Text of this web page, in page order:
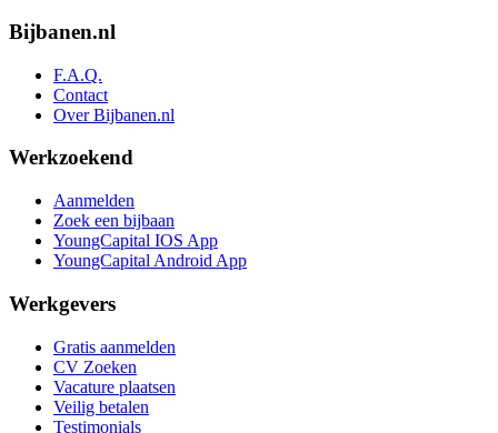
Bijbanen.nl
F.A.Q.
Contact
Over Bijbanen.nl
Werkzoekend
Aanmelden
Zoek een bijbaan
YoungCapital IOS App
YoungCapital Android App
Werkgevers
Gratis aanmelden
CV Zoeken
Vacature plaatsen
Veilig betalen
Testimonials